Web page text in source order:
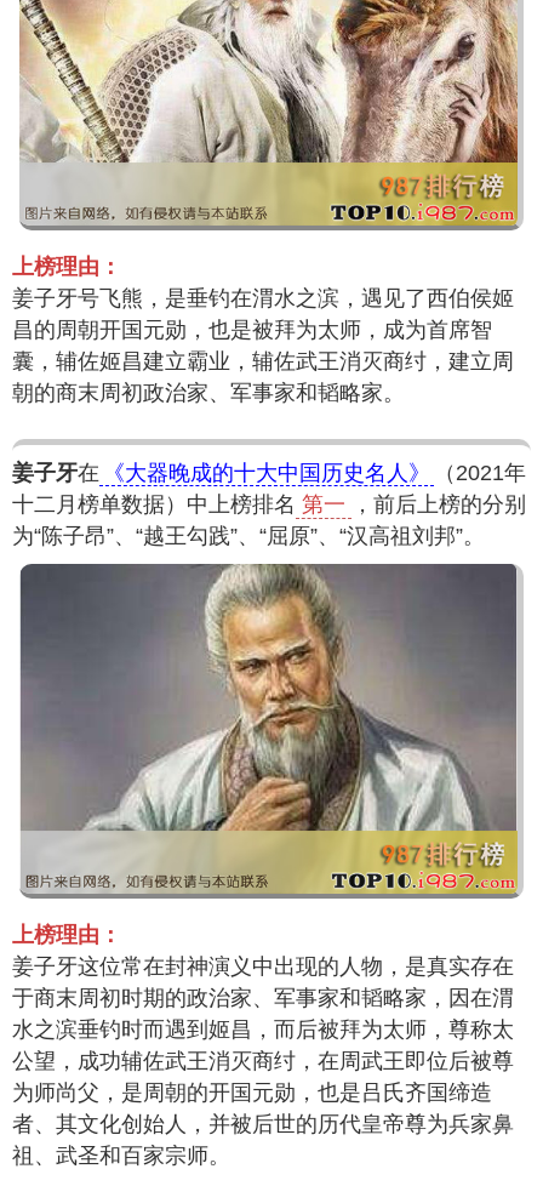
上榜理由：
姜子牙号飞熊，是垂钓在渭水之滨，遇见了西伯侯姬
昌的周朝开国元勋，也是被拜为太师，成为首席智
囊，辅佐姬昌建立霸业，辅佐武王消灭商纣，建立周
朝的商末周初政治家、军事家和韬略家。
姜子牙在 《大器晚成的十大中国历史名人》
（2021年
十二月榜单数据）中上榜排名 第一
，前后上榜的分别
为“陈子昂”、“越王勾践”、“屈原”、“汉高祖刘邦”。
上榜理由：
姜子牙这位常在封神演义中出现的人物，是真实存在
于商末周初时期的政治家、军事家和韬略家，因在渭
水之滨垂钓时而遇到姬昌，而后被拜为太师，尊称太
公望，成功辅佐武王消灭商纣，在周武王即位后被尊
为师尚父，是周朝的开国元勋，也是吕氏齐国缔造
者、其文化创始人，并被后世的历代皇帝尊为兵家鼻
祖、武圣和百家宗师。